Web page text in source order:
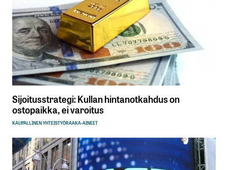
Sijoitusstrategi: Kullan hintanotkahdus on
ostopaikka, ei varoitus
KAUPALLINEN YHTEISTYÖRAAKA-AINEET